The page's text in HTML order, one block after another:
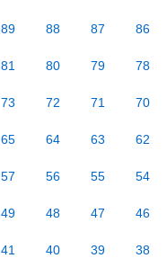
89 88 87 86
81 80 79 78
73 72 71 70
65 64 63 62
57 56 55 54
49 48 47 46
41 40 39 38